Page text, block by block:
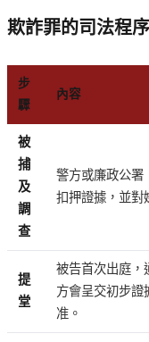
欺詐罪的司法程序
步
驟
內容
被
捕
及
調
查
警方或廉政公署
扣押證據，並對
提
堂
被告首次出庭，
方會呈交初步證
准。